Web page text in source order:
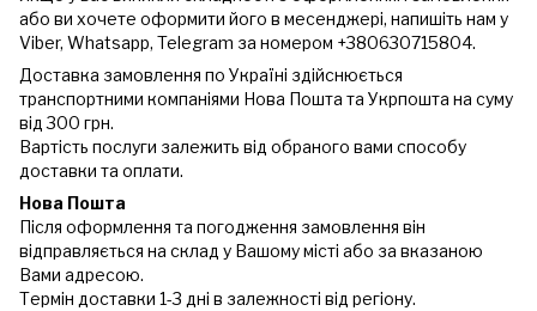
або ви хочете оформити його в месенджері, напишіть нам у
Viber, Whatsapp, Telegram за номером +380630715804.
Доставка замовлення по Україні здійснюється
транспортними компаніями Нова Пошта та Укрпошта на суму
від 300 грн.
Вартість послуги залежить від обраного вами способу
доставки та оплати.
Нова Пошта
Після оформлення та погодження замовлення він
відправляється на склад у Вашому місті або за вказаною
Вами адресою.
Термін доставки 1-3 дні в залежності від регіону.